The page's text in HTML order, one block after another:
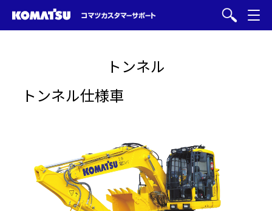
トンネル
トンネル仕様車